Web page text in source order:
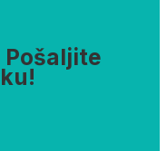
Pošaljite